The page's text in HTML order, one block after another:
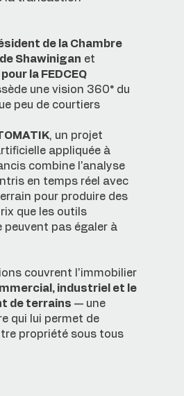
de la Chambre
Shawinigan et
la FEDCEQ
une vision 360° du
peu de courtiers
, un projet
appliquée à
combine l'analyse
en temps réel avec
pour produire des
que les outils
peuvent pas égaler à
couvrent l'immobilier
industriel et le
de terrains — une
qui lui permet de
propriété sous tous